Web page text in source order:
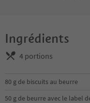
Ingrédients
4 portions
80 g de biscuits au beurre
50 g de beurre avec le label